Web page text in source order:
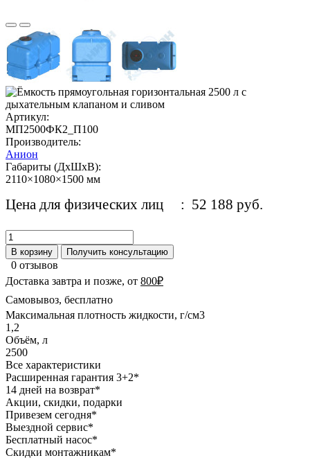
Артикул:
МП2500ФК2_П100
Производитель:
Анион
Габариты (ДхШхВ):
2110×1080×1500 мм
Цена для физических лиц : 52 188 руб.
В корзину Получить консультацию
0 отзывов
Доставка завтра и позже, от 800₽
Самовывоз, бесплатно
Максимальная плотность жидкости, г/см3
1,2
Объём, л
2500
Все характеристики
Расширенная гарантия 3+2*
14 дней на возврат*
Акции, скидки, подарки
Привезем сегодня*
Выездной сервис*
Бесплатный насос*
Скидки монтажникам*